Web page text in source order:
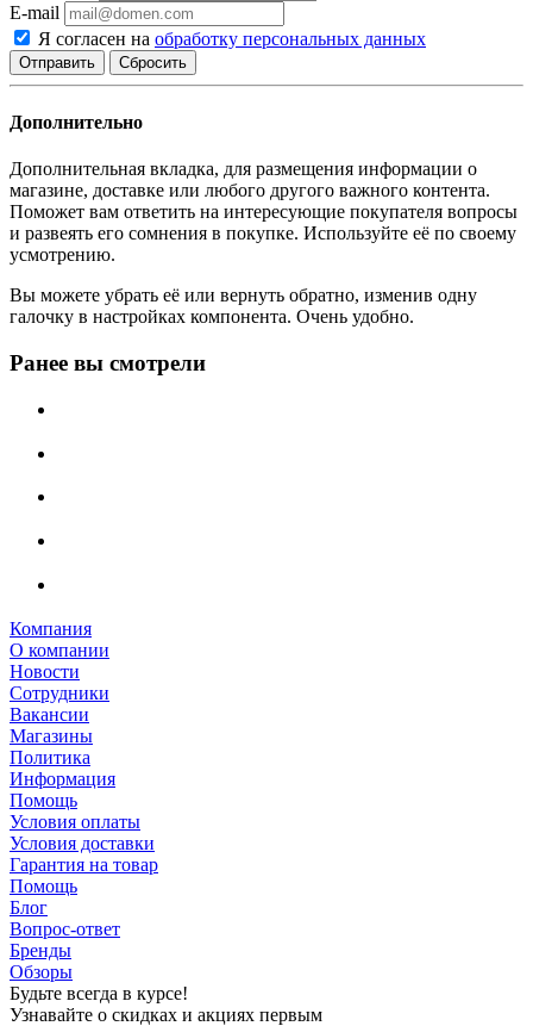
E-mail
Я согласен на обработку персональных данных
Сбросить
Дополнительно
Дополнительная вкладка, для размещения информации о
магазине, доставке или любого другого важного контента.
Поможет вам ответить на интересующие покупателя вопросы
и развеять его сомнения в покупке. Используйте её по своему
усмотрению.
Вы можете убрать её или вернуть обратно, изменив одну
галочку в настройках компонента. Очень удобно.
Ранее вы смотрели
Компания
О компании
Новости
Сотрудники
Вакансии
Магазины
Политика
Информация
Помощь
Условия оплаты
Условия доставки
Гарантия на товар
Помощь
Блог
Вопрос-ответ
Бренды
Обзоры
Будьте всегда в курсе!
Узнавайте о скидках и акциях первым